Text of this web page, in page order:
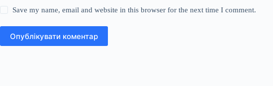
Save my name, email and website in this browser for the next time I comment.
Опублікувати коментар